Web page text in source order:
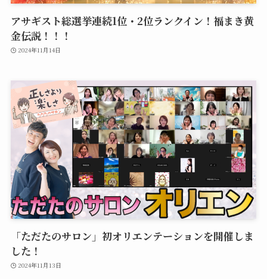
アサギスト総選挙連続1位・2位ランクイン！福まき黄
金伝説！！！
2024年11月14日
「ただたのサロン」初オリエンテーションを開催しま
した！
2024年11月13日